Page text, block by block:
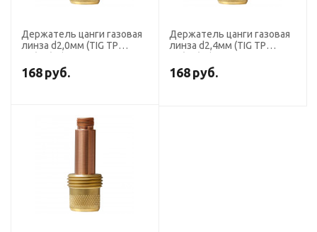
Держатель цанги газовая
линза d2,0мм (TIG TP
168 руб.
Держатель цанги газовая
линза d2,4мм (TIG TP
168 руб.